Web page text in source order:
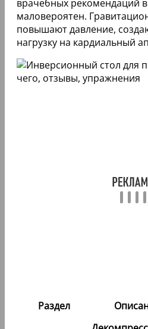
врачебных рекомендаций
маловероятен.
повышают давление,
нагрузку на кардиальный
Раздел